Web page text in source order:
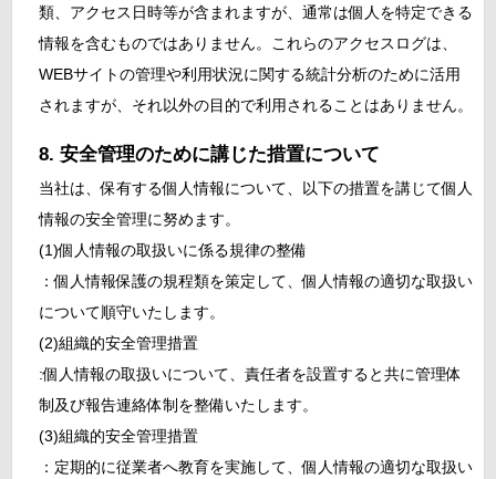
類、アクセス日時等が含まれますが、通常は個人を特定できる
情報を含むものではありません。これらのアクセスログは、
WEBサイトの管理や利用状況に関する統計分析のために活用
されますが、それ以外の目的で利用されることはありません。
安全管理のために講じた措置について
当社は、保有する個人情報について、以下の措置を講じて個人
情報の安全管理に努めます。
(1)個人情報の取扱いに係る規律の整備
：個人情報保護の規程類を策定して、個人情報の適切な取扱い
について順守いたします。
(2)組織的安全管理措置
:個人情報の取扱いについて、責任者を設置すると共に管理体
制及び報告連絡体制を整備いたします。
(3)組織的安全管理措置
：定期的に従業者へ教育を実施して、個人情報の適切な取扱い